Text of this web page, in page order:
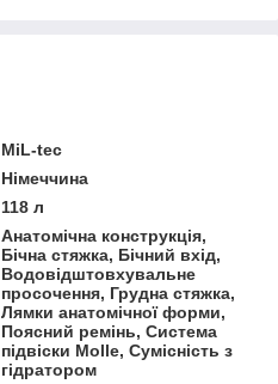
MiL-tec
Німеччина
118 л
Анатомічна конструкція,
Бічна стяжка, Бічний вхід,
Водовідштовхувальне
просочення, Грудна стяжка,
Лямки анатомічної форми,
Поясний ремінь, Система
підвіски Molle, Сумісність з
гідратором